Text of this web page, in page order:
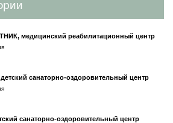
медицинский реабилитационный центр
санаторно-оздоровительный центр
санаторно-оздоровительный центр